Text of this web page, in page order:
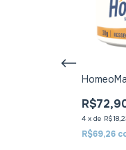
4 x de
R$69,26